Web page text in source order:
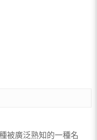
被廣泛熟知的一種名